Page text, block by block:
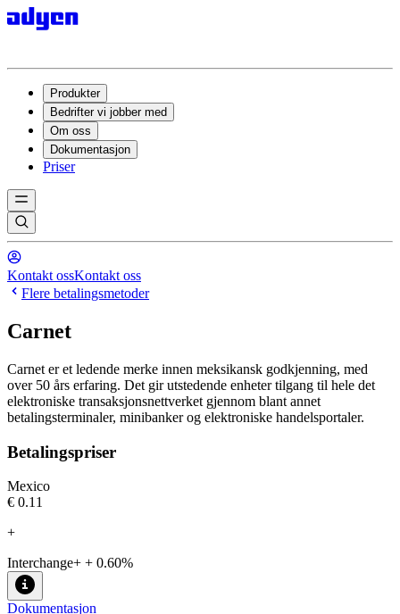
Produkter
Bedrifter vi jobber med
Om oss
Dokumentasjon
Priser
Kontakt ossKontakt oss
Flere betalingsmetoder
Carnet
Carnet er et ledende merke innen meksikansk godkjenning, med
over 50 års erfaring. Det gir utstedende enheter tilgang til hele det
elektroniske transaksjonsnettverket gjennom blant annet
betalingsterminaler, minibanker og elektroniske handelsportaler.
Betalingspriser
Mexico
€0.11
+
Interchange+ + 0.60%
Dokumentasjon